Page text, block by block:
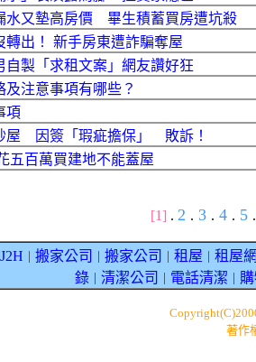
水又墊高房價 畢生積蓄買房遭坑殺
轉出！ 新手房東遭詐騙奪屋
自製「求租文案」網友讚好狂
及注意事項有哪些？
項
屋 因簽「瑕疵擔保」 敗訴！
五百萬買建地不能蓋屋
[1] . 2 . 3 . 4 . 5 .
J2H 搬家公司 搬家公司 租屋
租屋
錄｜ 清潔公司 電話清潔
著作